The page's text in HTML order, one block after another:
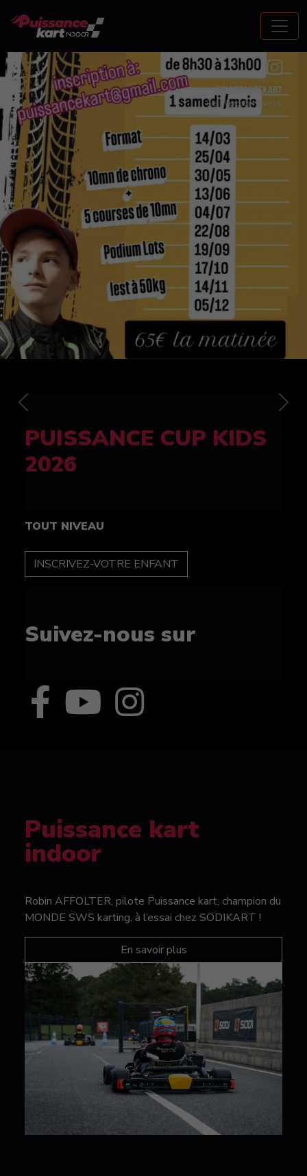
FELINE CUP 100%
féminine
TOUT NIVEAU
INSCRIPTION
Suivez-nous sur
Previous Next
Puissance kart
indoor
Robin AFFOLTER, pilote Puissance kart, champion du
MONDE SWS karting, à l’essai chez SODIKART !
En savoir plus